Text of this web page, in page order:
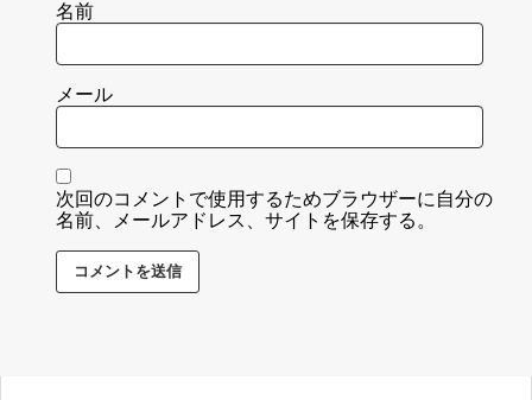
名前
メール
次回のコメントで使用するためブラウザーに自分の
名前、メールアドレス、サイトを保存する。